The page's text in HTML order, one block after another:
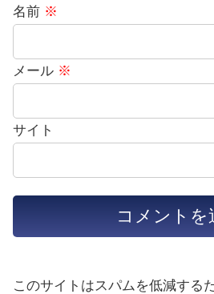
名前 ※
メール ※
サイト
このサイトはスパムを低減する